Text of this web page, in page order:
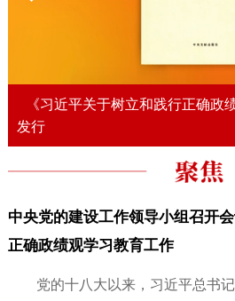
《习近平关于树立和践行正确政
发行
中央党的建设工作领导小组召开
正确政绩观学习教育工作
党的十八大以来，习近平总书